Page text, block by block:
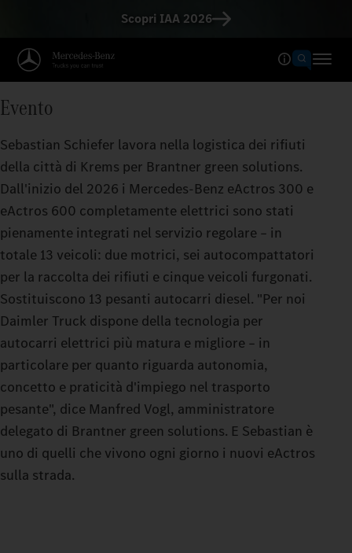
Scopri IAA 2026
Evento
Sebastian Schiefer lavora nella logistica dei rifiuti
della città di Krems per Brantner green solutions.
Dall'inizio del 2026 i Mercedes-Benz eActros 300 e
eActros 600 completamente elettrici sono stati
pienamente integrati nel servizio regolare – in
totale 13 veicoli: due motrici, sei autocompattatori
per la raccolta dei rifiuti e cinque veicoli furgonati.
Sostituiscono 13 pesanti autocarri diesel. "Per noi
Daimler Truck dispone della tecnologia per
autocarri elettrici più matura e migliore – in
particolare per quanto riguarda autonomia,
concetto e praticità d'impiego nel trasporto
pesante", dice Manfred Vogl, amministratore
delegato di Brantner green solutions. E Sebastian è
uno di quelli che vivono ogni giorno i nuovi eActros
sulla strada.